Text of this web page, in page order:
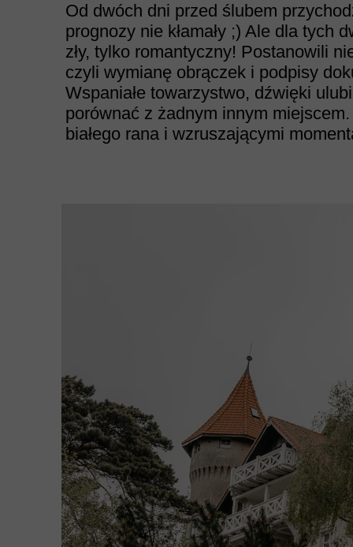
Od dwóch dni przed ślubem
prognozy nie kłamały ;) Ale dla tych
zły, tylko romantyczny! Postanowili
czyli wymianę obrączek i podpisy
Wspaniałe towarzystwo, dźwięki
porównać z żadnym innym
białego rana i wzruszającymi